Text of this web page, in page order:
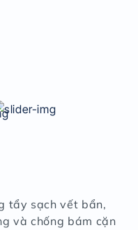
tẩy sạch vết bẩn,
và chống bám cặn